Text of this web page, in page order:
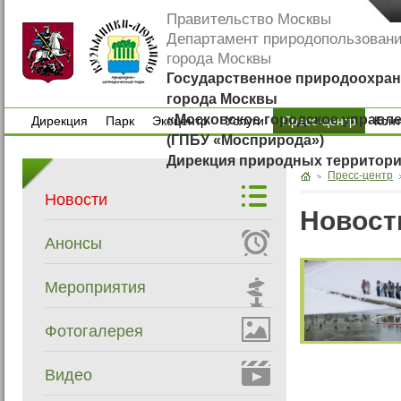
Правительство Москвы
Департамент
города Москвы
Государственное
города Москвы
«Московское городское
(ГПБУ «Мосприрода»)
Дирекция природных
Дирекция
Парк
Экоцентр
Экоцентр
Услуги
Услуги
Пресс-центр
Новости
Анонсы
Мероприятия
Фотогалерея
Видео
Пресс-центр